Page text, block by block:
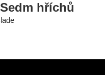
hříchů